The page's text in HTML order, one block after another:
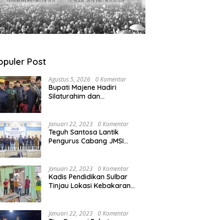
Post
Agustus 5, 2026 0 Komentar
Bupati Majene Hadiri
Silaturahim dan
Polewali Mandar
Januari 22, 2023 0 Komentar
Teguh Santosa Lantik
Pengurus Cabang JMSI
Januari 22, 2023 0 Komentar
Kadis Pendidikan Sulbar
Tinjau Lokasi Kebakaran
Januari 22, 2023 0 Komentar